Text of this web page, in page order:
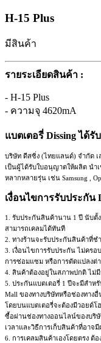
H-15 Plus
มีสินค้า
รายระเอียดสินค้า :
- H-15 Plus
- ความจุ 4620mA
แบตเตอรี่ Dissing ได้
บริษัท ดีสซิ่ง (ไทยแลนด์) จำกัด เ
เป็นผู้ได้รับใบอนุญาตให้ผลิต นำ
หลากหลายรุ่น เช่น Samsung ,
เงื่อนไขการรับประกัน
1. รับประกันสินค้านาน 1 ปี นับตั้
สามารถเคลมได้ทันที
2. ทางร้านจะรับประกันสินค้าที่ช
3. เงื่อนไขการรับประกัน ไม่คร
การซ่อมแซม หรือการดัดแปลงต่า
4. สินค้าต้องอยู่ในสภาพปกติ ไม่
5. ประกันแบตเตอรี่ 1 ปีจะมีสำห
Mall ของทางบริษัทหรือช่องทาง
โดยบนแบตเตอรี่จะต้องมีวอยด์โ
ซื้อผ่านช่องทางออนไลน์ของบริษั
เวลาและวิธีการเก็บสินค้าที่อาจ
6. การเคลมสินค้าเองโดยตรง ต้